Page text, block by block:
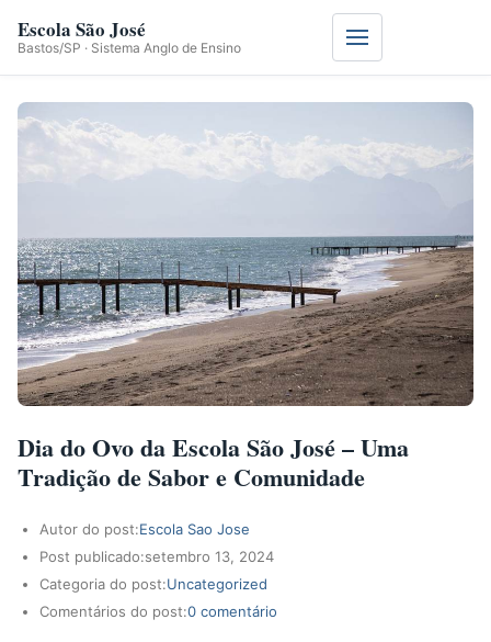
Escola São José
Bastos/SP · Sistema Anglo de Ensino Menu
Dia do Ovo da Escola São José – Uma
Tradição de Sabor e Comunidade
Autor do post:Escola Sao Jose
Post publicado:setembro 13, 2024
Categoria do post:Uncategorized
Comentários do post:0 comentário